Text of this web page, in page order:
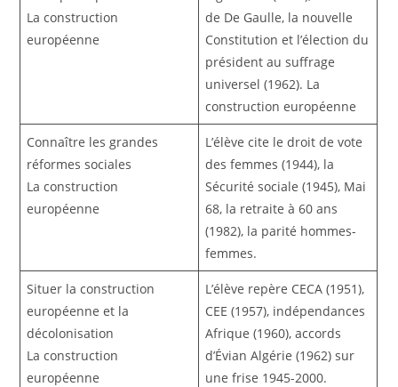
La construction
européenne
de De Gaulle, la nouvelle
Constitution et l’élection du
président au suffrage
universel (1962). La
construction européenne
Connaître les grandes
réformes sociales
La construction
européenne
L’élève cite le droit de vote
des femmes (1944), la
Sécurité sociale (1945), Mai
68, la retraite à 60 ans
(1982), la parité hommes-
femmes.
Situer la construction
européenne et la
décolonisation
La construction
européenne
L’élève repère CECA (1951),
CEE (1957), indépendances
Afrique (1960), accords
d’Évian Algérie (1962) sur
une frise 1945-2000.